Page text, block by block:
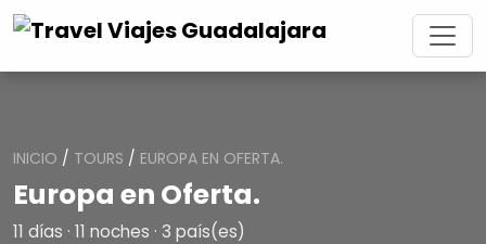
INICIO / TOURS / EUROPA EN OFERTA.
Europa en Oferta.
11 días · 11 noches · 3 país(es)